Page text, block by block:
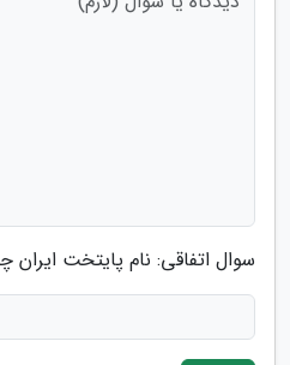
سوال اتفاقی: نام پایتخت